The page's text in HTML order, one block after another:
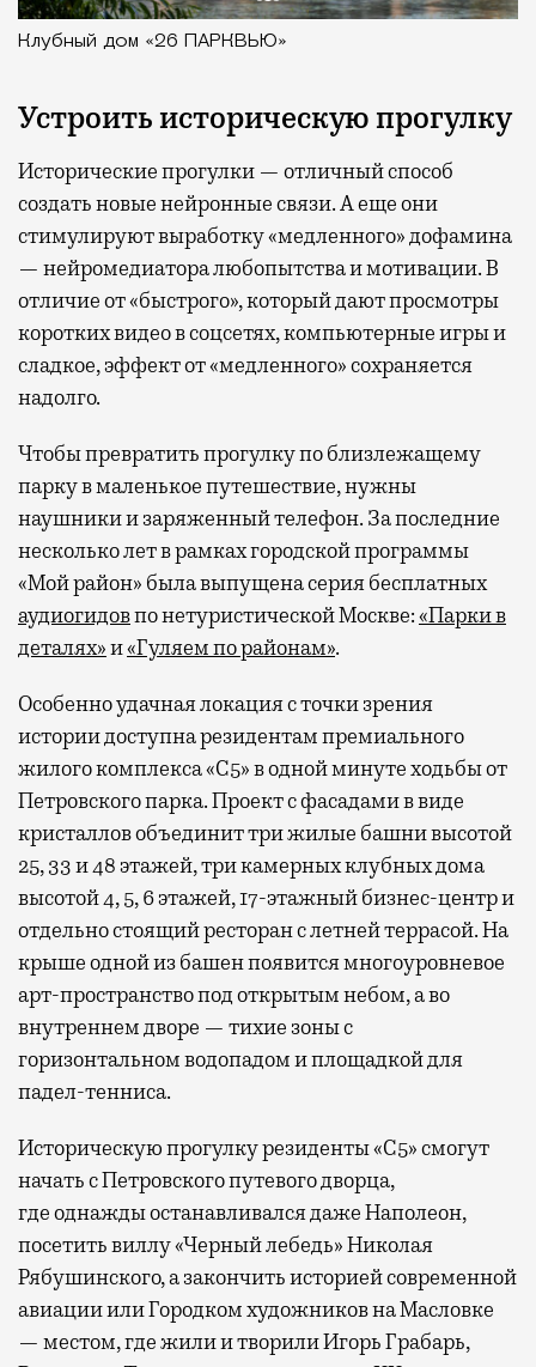
Клубный дом «26 ПАРКВЬЮ»
Устроить историческую прогулку
Исторические прогулки — отличный способ
создать новые нейронные связи. А еще они
стимулируют выработку «медленного» дофамина
— нейромедиатора любопытства и мотивации. В
отличие от «быстрого», который дают просмотры
коротких видео в соцсетях, компьютерные игры и
сладкое, эффект от «медленного» сохраняется
надолго.
Чтобы превратить прогулку по близлежащему
парку в маленькое путешествие, нужны
наушники и заряженный телефон. За последние
несколько лет в рамках городской программы
«Мой район» была выпущена серия бесплатных
аудиогидовпо нетуристической Москве:«Парки в
деталях»и«Гуляем по районам».
Особенно удачная локация с точки зрения
истории доступна резидентам премиального
жилого комплекса «С5»в одной минуте ходьбы от
Петровского парка. Проект с фасадами в виде
кристаллов объединит три жилые башни высотой
25, 33 и 48 этажей, три камерных клубных дома
высотой 4, 5, 6 этажей, 17-этажный бизнес-центр и
отдельно стоящий ресторан с летней террасой. На
крыше одной из башен появится многоуровневое
арт-пространство под открытым небом, а во
внутреннем дворе — тихие зоны с
горизонтальном водопадом и площадкой для
падел-тенниса.
Историческую прогулку резиденты «С5» смогут
начать с Петровского путевого дворца,
гдеоднажды останавливался даже Наполеон,
посетить виллу «Черный лебедь» Николая
Рябушинского, а закончить историей современной
авиации или Городком художников на Масловке
— местом, где жили и творили Игорь Грабарь,